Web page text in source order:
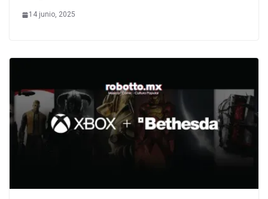
14 junio, 2025